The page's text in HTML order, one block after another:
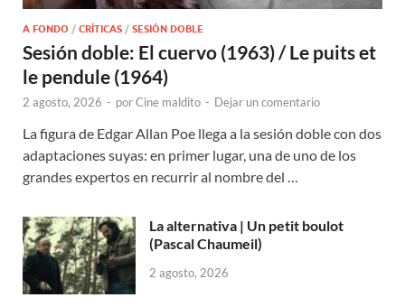
A FONDO / CRÍTICAS / SESIÓN DOBLE
Sesión doble: El cuervo (1963) / Le puits et
le pendule (1964)
2 agosto, 2026 - porCine maldito - Dejar un comentario
La figura de Edgar Allan Poe llega a la sesión doble con dos
adaptaciones suyas: en primer lugar, una de uno de los
grandes expertos en recurrir al nombre del …
La alternativa | Un petit boulot
(Pascal Chaumeil)
2 agosto, 2026